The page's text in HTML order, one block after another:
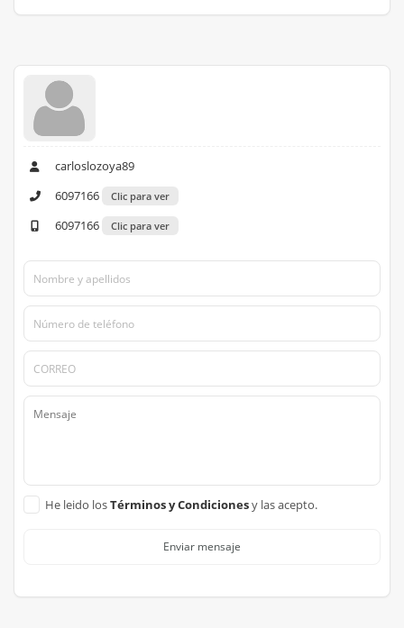
carloslozoya89
6097166
Clic para ver
6097166 Clic para ver
He leido losTérminos y Condicionesy las acepto.
Enviar mensaje